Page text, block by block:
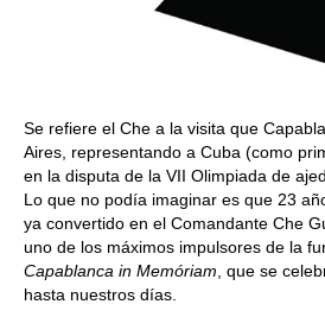
Se refiere el Che a la visita que
Aires, representando a Cuba (como
en la disputa de la VII Olimpiada de
Lo que no podía imaginar es que 23
ya convertido en el Comandante Che
uno de los máximos impulsores de la
Capablanca in Memóriam , que se
hasta nuestros días.